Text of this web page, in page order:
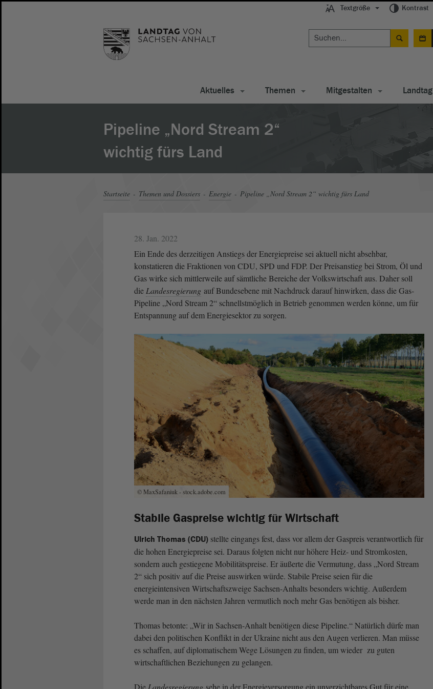
Textgröße Kontrast
Aktuelles Themen Mitgestalten Landtag
Pipeline „Nord Stream 2“
wichtig fürs Land
Startseite Themen und Dossiers Energie Pipeline „Nord Stream 2“ wichtig fürs Land
28. Jan. 2022
Ein Ende des derzeitigen Anstiegs der Energiepreise sei aktuell nicht absehbar,
konstatieren die Fraktionen von CDU, SPD und FDP. Der Preisanstieg bei Strom, Öl und
Gas wirke sich mittlerweile auf sämtliche Bereiche der Volkswirtschaft aus. Daher soll
die Landesregierung auf Bundesebene mit Nachdruck darauf hinwirken, dass die Gas-
Pipeline „Nord Stream 2“ schnellstmöglich in Betrieb genommen werden könne, um für
Entspannung auf dem Energiesektor zu sorgen.
© MaxSafaniuk - stock.adobe.com
Stabile Gaspreise wichtig für Wirtschaft
Ulrich Thomas (CDU) stellte eingangs fest, dass vor allem der Gaspreis verantwortlich für
die hohen Energiepreise sei. Daraus folgten nicht nur höhere Heiz- und Stromkosten,
sondern auch gestiegene Mobilitätspreise. Er äußerte die Vermutung, dass „Nord Stream
2“ sich positiv auf die Preise auswirken würde. Stabile Preise seien für die
energieintensiven Wirtschaftszweige Sachsen-Anhalts besonders wichtig. Außerdem
werde man in den nächsten Jahren vermutlich noch mehr Gas benötigen als bisher.
Thomas betonte: „Wir in Sachsen-Anhalt benötigen diese Pipeline.“ Natürlich dürfe man
dabei den politischen Konflikt in der Ukraine nicht aus den Augen verlieren. Man müsse
es schaffen, auf diplomatischem Wege Lösungen zu finden, um wieder zu guten
wirtschaftlichen Beziehungen zu gelangen.
Die Landesregierung sehe in der Energieversorgung ein unverzichtbares Gut für eine